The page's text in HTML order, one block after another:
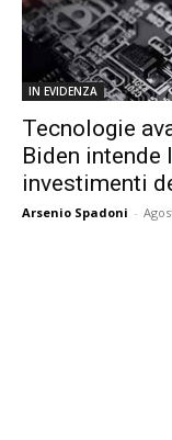
IN EVIDENZA
Tecnologie
Biden
investimenti
Arsenio Spadoni -